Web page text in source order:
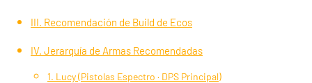
III. Recomendación de Build de Ecos
IV. Jerarquía de Armas Recomendadas
1. Lucy (Pistolas Espectro · DPS Principal)